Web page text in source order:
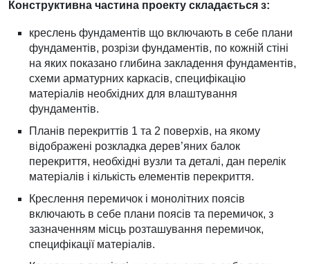
Конструктивна частина проекту складається з:
креслень фундаментів що включають в себе плани
фундаментів, розрізи фундаментів, по кожній стіні
на яких показано глибина закладення фундаментів,
схеми арматурних каркасів, специфікацію
матеріалів необхідних для влаштування
фундаментів.
Планів перекриттів 1 та 2 поверхів, на якому
відображені розкладка дерев’яних балок
перекриття, необхідні вузли та деталі, дан перелік
матеріалів і кількість елементів перекриття.
Креслення перемичок і монолітних поясів
включають в себе плани поясів та перемичок, з
зазначенням місць розташування перемичок,
специфікації матеріалів.